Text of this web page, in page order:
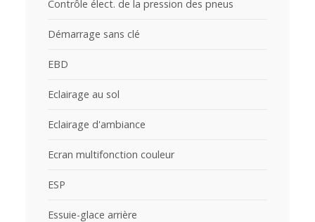
Contrôle élect. de la pression des pneus
Démarrage sans clé
EBD
Eclairage au sol
Eclairage d'ambiance
Ecran multifonction couleur
ESP
Essuie-glace arrière